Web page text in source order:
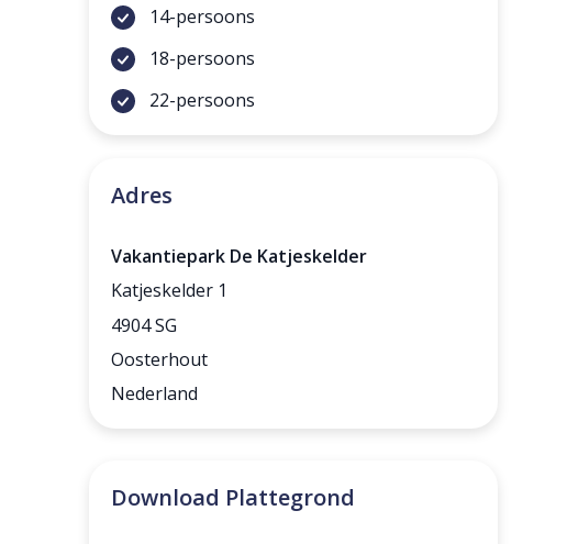
14-persoons
18-persoons
22-persoons
Adres
Vakantiepark De Katjeskelder
Katjeskelder 1
4904 SG
Oosterhout
Nederland
Download Plattegrond